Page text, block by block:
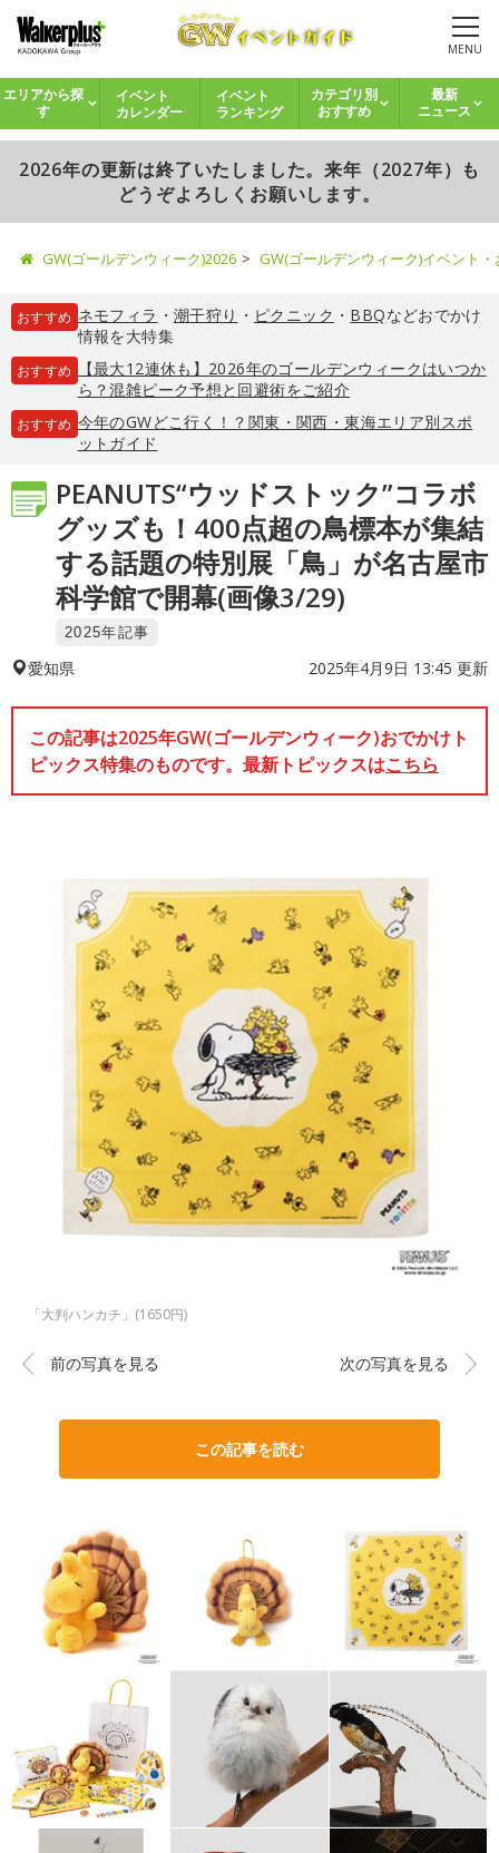
MENU
エリアから探
す
イベント
カレンダー
イベント
ランキング
カテゴリ別
おすすめ
最新
ニュース
2026年の更新は終了いたしました。来年（2027年）も
どうぞよろしくお願いします。
GW(ゴールデンウィーク)2026 GW(ゴールデンウィーク)イベント
おすすめ ネモフィラ ・ 潮干狩り ・ ピクニック ・ BBQなどおでかけ
情報を大特集
おすすめ
【最大12連休も】2026年のゴールデンウィークはいつか
ら？混雑ピーク予想と回避術をご紹介
おすすめ 今年のGWどこ行く！？関東・関西・東海エリア別スポ
ットガイド
PEANUTS“ウッドストック”コラボ
グッズも！400点超の鳥標本が集結
する話題の特別展「鳥」が名古屋市
科学館で開幕(画像3/29)
2025年記事
愛知県 2025年4月9日 13:45 更新
この記事は2025年GW(ゴールデンウィーク)おでかけト
ピックス特集のものです。最新トピックスはこちら
「大判ハンカチ」(1650円)
前の写真を見る 次の写真を見る
この記事を読む